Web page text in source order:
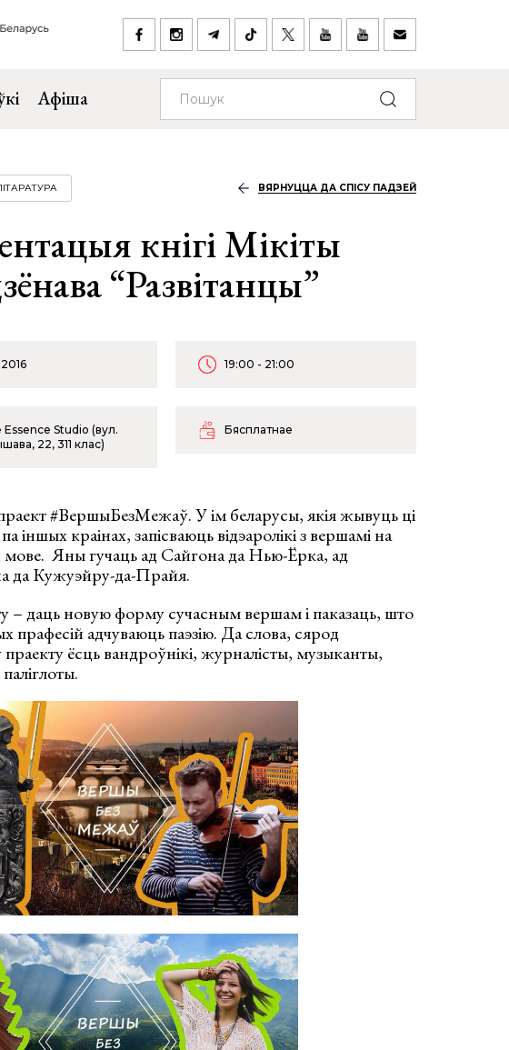
Афіша
ВЯРНУЦЦА ДА СПІСУ ПАДЗЕЙ
кнігі Мікіты
“Развітанцы”
19:00 - 21:00
Essence Studio (вул.
22, 311 клас)
Бясплатнае
#ВершыБезМежаў. У ім беларусы, якія жывуць ці
іншых краінах, запісваюць відэаролікі з вершамі на
мове. Яны гучаць ад Сайгона да Нью-Ёрка, ад
да Кужуэйру-да-Прайя.
– даць новую форму сучасным вершам і паказаць, што
прафесій адчуваюць паэзію. Да слова, сярод
праекту ёсць вандроўнікі, журналісты, музыканты,